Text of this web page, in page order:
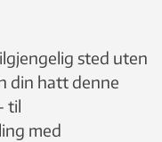
sted uten
din hatt denne
til
med